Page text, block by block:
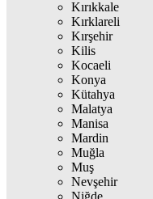
Kırıkkale
Kırklareli
Kırşehir
Kilis
Kocaeli
Konya
Kütahya
Malatya
Manisa
Mardin
Muğla
Muş
Nevşehir
Niğde